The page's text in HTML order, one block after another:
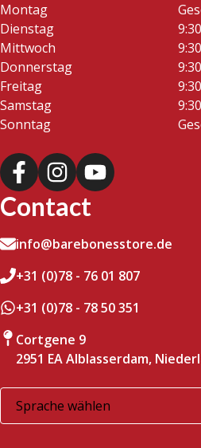
Montag
Dienstag
Mittwoch
Donnerstag
Freitag
Samstag
Sonntag
Contact
info@barebonesstore.de
+31 (0)78 - 76 01 807
+31 (0)78 - 78 50 351
Cortgene 9
2951 EA Alblasserdam,